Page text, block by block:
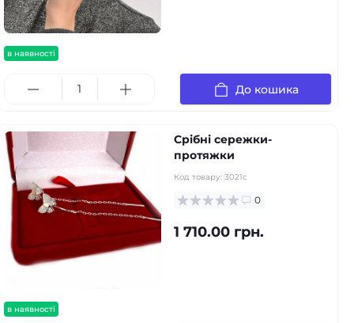
в наявності
До кошика
в наявності
Срібні сережки-
протяжки
Код товару: 3021с
0
1 710.00 грн.